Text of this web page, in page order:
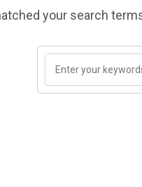
your search